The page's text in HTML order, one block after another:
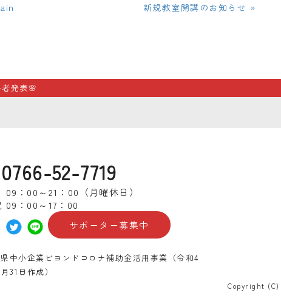
新規教室開講のお知らせ »
発表🌸
0766-52-7719
09：00～21：00（月曜休日）
09：00～17：00
サポーター募集中
中小企業ビヨンドコロナ補助金活用事業（令和4
31日作成）
Copyright (C)